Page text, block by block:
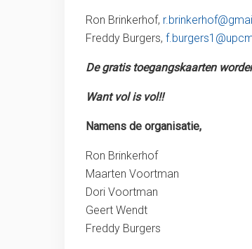
Ron Brinkerhof,
Freddy Burgers,
De gratis toegangskaarten
Want vol is vol!!
Namens de organisatie,
Ron Brinkerhof
Maarten Voortman
Dori Voortman
Geert Wendt
Freddy Burgers